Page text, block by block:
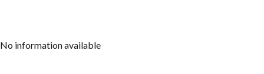
No information available